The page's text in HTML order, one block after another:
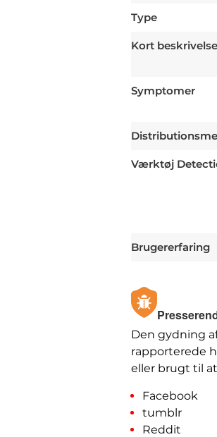
Type
Kort beskrivelse
Symptomer
Værktøj
Brugererfaring
Den gydning
rapporterede
eller brugt til
Facebook
tumblr
Reddit